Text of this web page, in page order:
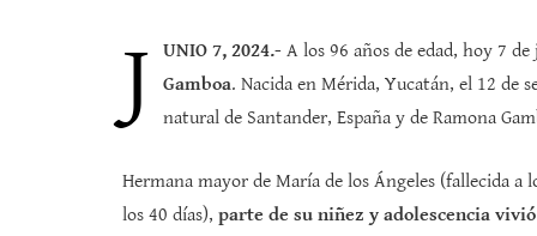
J UNIO 7, 2024.- A los 96 años de edad, hoy 7
Gamboa. Nacida en Mérida, Yucatán, el 12 de
natural de Santander, España y de Ramona
Hermana mayor de María de los Ángeles (fallecida
los 40 días), parte de su niñez y adolescencia